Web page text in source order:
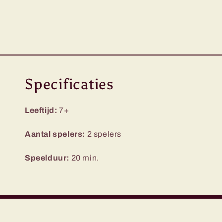
Specificaties
Leeftijd: 7+
Aantal spelers: 2 spelers
Speelduur: 20 min.